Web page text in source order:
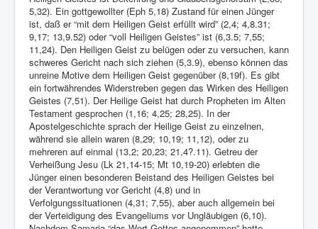
5,32). Ein gottgewollter (Eph 5,18) Zustand für einen Jünger
ist, daß er “mit dem Heiligen Geist erfüllt wird” (2,4; 4,8.31;
9,17; 13,9.52) oder “voll Heiligen Geistes” ist (6,3.5; 7,55;
11,24). Den Heiligen Geist zu belügen oder zu versuchen, kann
schweres Gericht nach sich ziehen (5,3.9), ebenso können das
unreine Motive dem Heiligen Geist gegenüber (8,19f). Es gibt
ein fortwährendes Widerstreben gegen das Wirken des Heiligen
Geistes (7,51). Der Heilige Geist hat durch Propheten im Alten
Testament gesprochen (1,16; 4,25; 28,25). In der
Apostelgeschichte sprach der Heilige Geist zu einzelnen,
während sie allein waren (8,29; 10,19; 11,12), oder zu
mehreren auf einmal (13,2; 20,23; 21,4?.11). Getreu der
Verheißung Jesu (Lk 21,14-15; Mt 10,19-20) erlebten die
Jünger einen besonderen Beistand des Heiligen Geistes bei
der Verantwortung vor Gericht (4,8) und in
Verfolgungssituationen (4,31; 7,55), aber auch allgemein bei
der Verteidigung des Evangeliums vor Ungläubigen (6,10).